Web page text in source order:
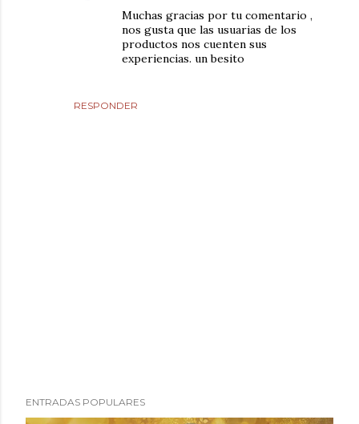
RESPONDER
Muchas gracias por tu comentario ,
nos gusta que las usuarias de los
productos nos cuenten sus
experiencias. un besito
u
ENTRADAS POPULARES